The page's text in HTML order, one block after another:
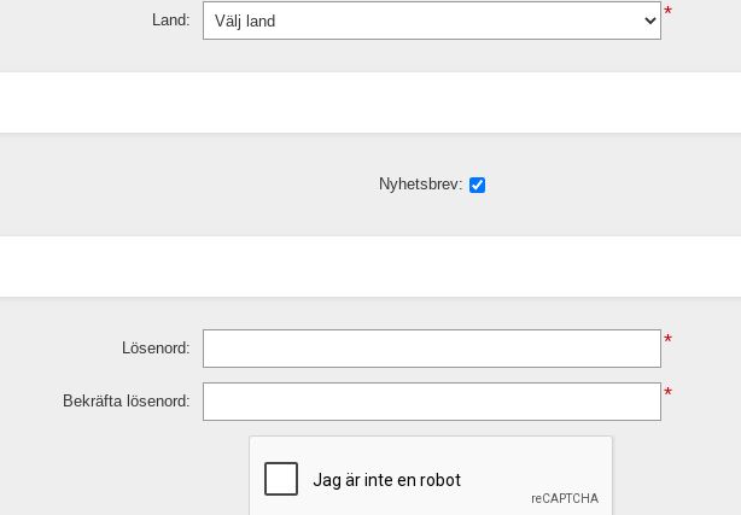
Land: *
Nyhetsbrev:
Lösenord: *
Bekräfta lösenord: *